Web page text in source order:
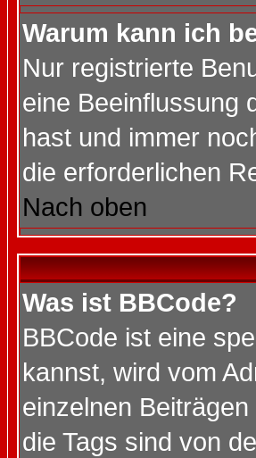
Warum kann ich
Nur registrierte
eine Beeinflussung
hast und immer
die erforderlichen
Nach oben
Was ist BBCode?
BBCode ist eine
kannst, wird vom
einzelnen
die Tags sind von